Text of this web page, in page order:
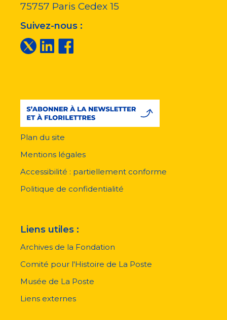
75757 Paris Cedex 15
Suivez-nous :
pied
page
Plan du site
Mentions légales
Accessibilité : partiellement conforme
Politique de confidentialité
Liens utiles :
Archives de la Fondation
Comité pour l'Histoire de La Poste
Musée de La Poste
Liens externes